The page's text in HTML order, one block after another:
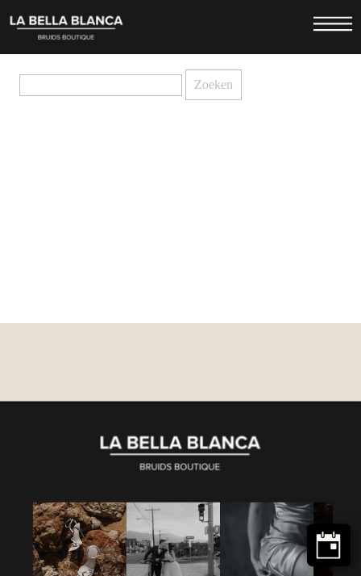
Sorry, but the requested link was not found
naar: